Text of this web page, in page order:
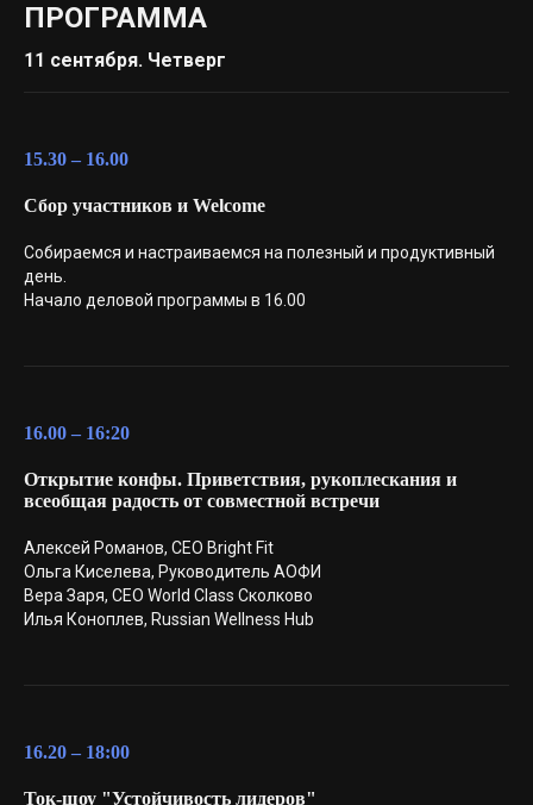
ПРОГРАММА
11 сентября. Четверг
15.30 – 16.00
Сбор участников и Welcome
Собираемся и настраиваемся на полезный и продуктивный
день.
Начало деловой программы в 16.00
16.00 – 16:20
Открытие конфы. Приветствия, рукоплескания и
всеобщая радость от совместной встречи
Алексей Романов, CEO Bright Fit
Ольга Киселева, Руководитель АОФИ
Вера Заря, CEO World Class Сколково
Илья Коноплев, Russian Wellness Hub
16.20 – 18:00
Ток-шоу "Устойчивость лидеров"